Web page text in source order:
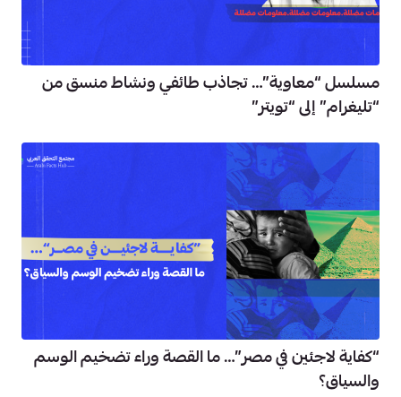
مسلسل “معاوية”… تجاذب طائفي ونشاط منسق من
“تليغرام” إلى “تويتر”
“كفاية لاجئين في مصر”… ما القصة وراء تضخيم الوسم
والسياق؟